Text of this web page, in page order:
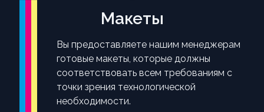
Макеты
Вы предоставляете нашим менеджерам
готовые макеты, которые должны
соответствовать всем требованиям с
точки зрения технологической
необходимости.